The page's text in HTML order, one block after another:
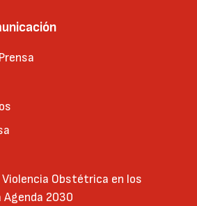
Obstétrica en los
Agenda 2030